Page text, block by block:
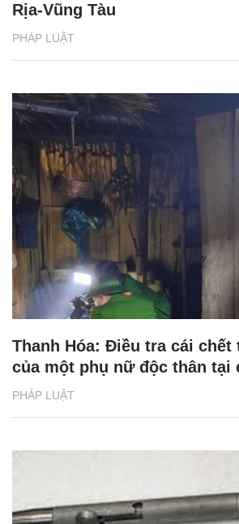
PHÁP LUẬT
Rịa-Vũng Tàu
PHÁP LUẬT
Thanh Hóa: Điều tra cái
của một phụ nữ độc thân tại